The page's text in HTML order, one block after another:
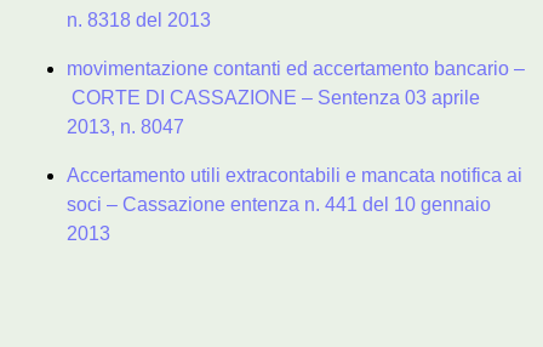
n. 8318 del 2013
movimentazione contanti ed accertamento bancario –
CORTE DI CASSAZIONE – Sentenza 03 aprile
2013, n. 8047
Accertamento utili extracontabili e mancata notifica ai
soci – Cassazione entenza n. 441 del 10 gennaio
2013